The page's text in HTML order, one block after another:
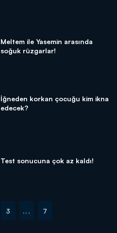
Meltem ile Yasemin arasında
soğuk rüzgarlar!
İğneden korkan çocuğu kim ikna
edecek?
Test sonucuna çok az kaldı!
3 ... 7